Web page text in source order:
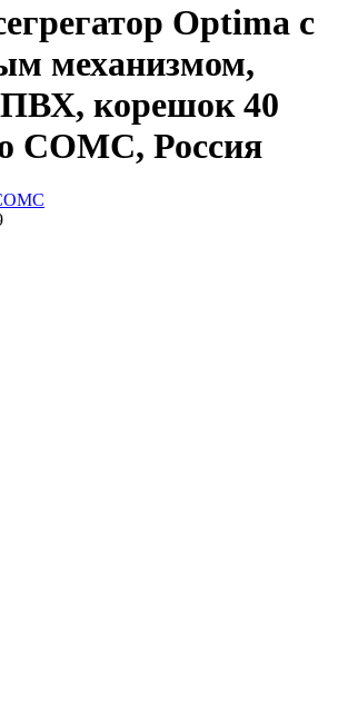
Optima с
механизмом,
корешок 40
СОМС, Россия